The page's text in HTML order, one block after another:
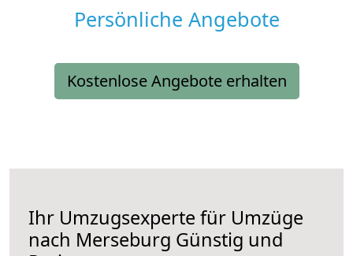
Persönliche Angebote
Kostenlose Angebote erhalten
Ihr Umzugsexperte für Umzüge
nach Merseburg Günstig und